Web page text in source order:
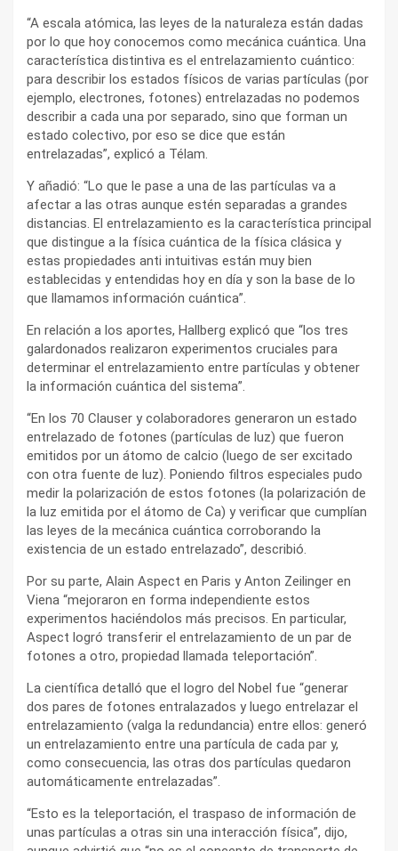
“A escala atómica, las leyes de la naturaleza están dadas
por lo que hoy conocemos como mecánica cuántica. Una
característica distintiva es el entrelazamiento cuántico:
para describir los estados físicos de varias partículas (por
ejemplo, electrones, fotones) entrelazadas no podemos
describir a cada una por separado, sino que forman un
estado colectivo, por eso se dice que están
entrelazadas”, explicó a Télam.
Y añadió: “Lo que le pase a una de las partículas va a
afectar a las otras aunque estén separadas a grandes
distancias. El entrelazamiento es la característica principal
que distingue a la física cuántica de la física clásica y
estas propiedades anti intuitivas están muy bien
establecidas y entendidas hoy en día y son la base de lo
que llamamos información cuántica”.
En relación a los aportes, Hallberg explicó que “los tres
galardonados realizaron experimentos cruciales para
determinar el entrelazamiento entre partículas y obtener
la información cuántica del sistema”.
“En los 70 Clauser y colaboradores generaron un estado
entrelazado de fotones (partículas de luz) que fueron
emitidos por un átomo de calcio (luego de ser excitado
con otra fuente de luz). Poniendo filtros especiales pudo
medir la polarización de estos fotones (la polarización de
la luz emitida por el átomo de Ca) y verificar que cumplían
las leyes de la mecánica cuántica corroborando la
existencia de un estado entrelazado”, describió.
Por su parte, Alain Aspect en Paris y Anton Zeilinger en
Viena “mejoraron en forma independiente estos
experimentos haciéndolos más precisos. En particular,
Aspect logró transferir el entrelazamiento de un par de
fotones a otro, propiedad llamada teleportación”.
La científica detalló que el logro del Nobel fue “generar
dos pares de fotones entralazados y luego entrelazar el
entrelazamiento (valga la redundancia) entre ellos: generó
un entrelazamiento entre una partícula de cada par y,
como consecuencia, las otras dos partículas quedaron
automáticamente entrelazadas”.
“Esto es la teleportación, el traspaso de información de
unas partículas a otras sin una interacción física”, dijo,